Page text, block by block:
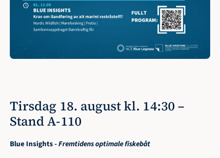
Tirsdag 18. august kl. 14:30 –
Stand A-110
Blue Insights - Fremtidens optimale fiskebåt